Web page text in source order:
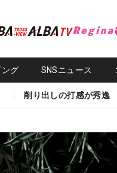
グ SNSニュース
削り出しの打感が秀逸